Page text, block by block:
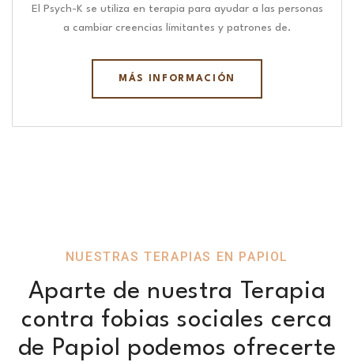
El Psych-K se utiliza en terapia para ayudar a las personas
a cambiar creencias limitantes y patrones de.
MÁS INFORMACIÓN
NUESTRAS TERAPIAS EN PAPIOL
Aparte de nuestra Terapia
contra fobias sociales cerca
de Papiol podemos ofrecerte